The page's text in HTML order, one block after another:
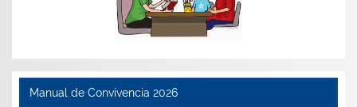
Manual de Convivencia 2026